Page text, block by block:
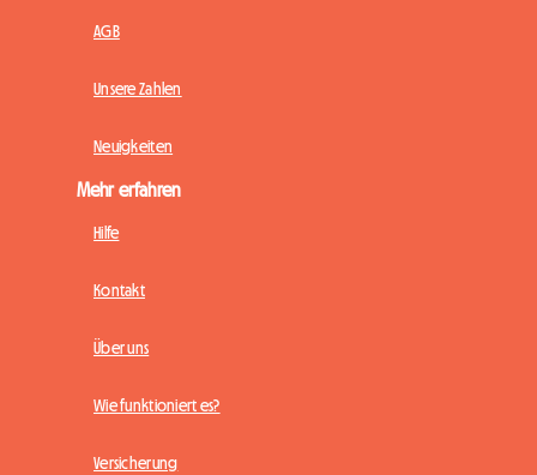
AGB
Unsere Zahlen
Neuigkeiten
Mehr erfahren
Hilfe
Kontakt
Über uns
Wie funktioniert es?
Versicherung